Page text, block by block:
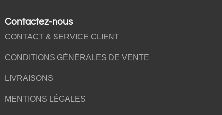
Contactez-nous
CONTACT & SERVICE CLIENT
CONDITIONS GÉNÉRALES DE VENTE
LIVRAISONS
MENTIONS LÉGALES